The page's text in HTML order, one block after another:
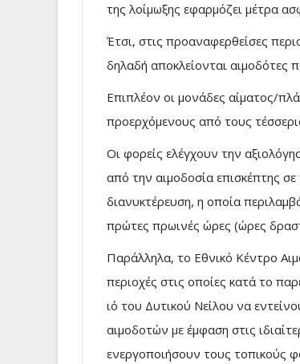
της λοίμωξης εφαρμόζει μέτρα
Έτσι, στις προαναφερθείσες
δηλαδή αποκλείονται αιμοδότες
Επιπλέον οι μονάδες αίματος/
προερχόμενους από τους
Οι φορείς ελέγχουν την
από την αιμοδοσία επισκέπτης
διανυκτέρευση, η οποία
πρώτες πρωινές ώρες (ώρες
Παράλληλα, το Εθνικό Κέντρο
περιοχές στις οποίες κατά το
ιό του Δυτικού Νείλου να
αιμοδοτών με έμφαση στις
ενεργοποιήσουν τους τοπικούς